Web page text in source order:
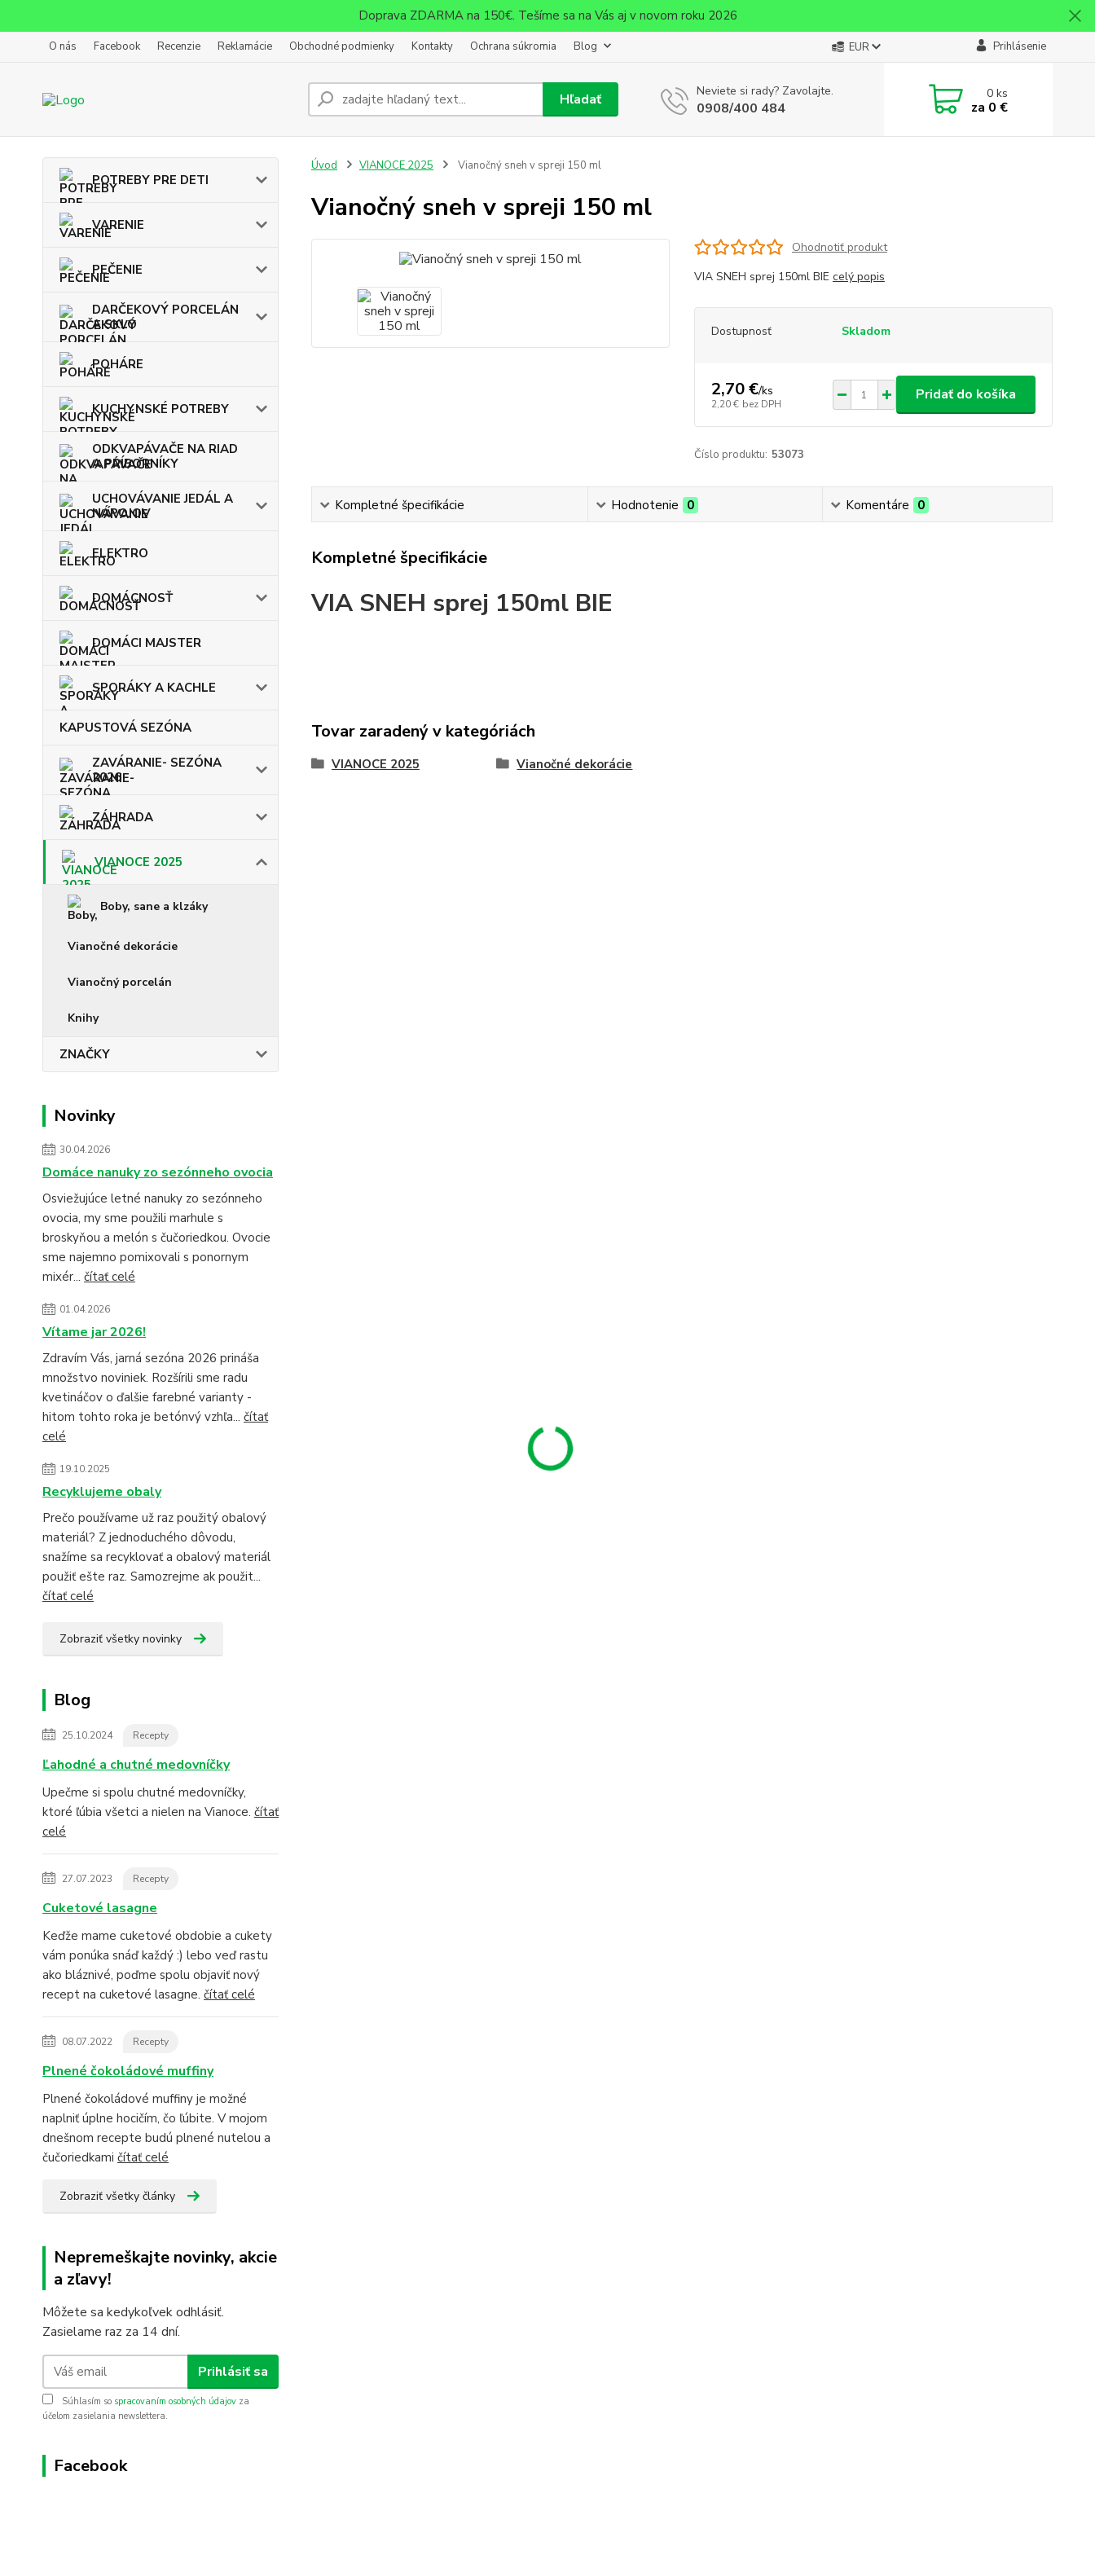
Doprava ZDARMA na 150€. Tešíme sa na Vás aj v novom roku 2026
O nás Facebook Recenzie Reklamácie Obchodné podmienky Kontakty Ochrana súkromia Blog EUR Prihlásenie
Hľadať Neviete si rady? Zavolajte.
0908/400 484
0ks
za 0 €
POTREBY PRE DETI
VARENIE
PEČENIE
DARČEKOVÝ PORCELÁN
A SKLO
POHÁRE
KUCHYNSKÉ POTREBY
ODKVAPÁVAČE NA RIAD
A PRÍBORNÍKY
UCHOVÁVANIE JEDÁL A
NÁPOJOV
ELEKTRO
DOMÁCNOSŤ
DOMÁCI MAJSTER
SPORÁKY A KACHLE
KAPUSTOVÁ SEZÓNA
ZAVÁRANIE- SEZÓNA
2026
ZÁHRADA
VIANOCE 2025
Boby, sane a klzáky
Vianočné dekorácie
Vianočný porcelán
Knihy
ZNAČKY
Novinky
30.04.2026
Domáce nanuky zo sezónneho ovocia
Osviežujúce letné nanuky zo sezónneho
ovocia, my sme použili marhule s
broskyňou a melón s čučoriedkou. Ovocie
sme najemno pomixovali s ponornym
mixér... čítať celé
01.04.2026
Vítame jar 2026!
Zdravím Vás, jarná sezóna 2026 prináša
množstvo noviniek. Rozšírili sme radu
kvetináčov o ďalšie farebné varianty -
hitom tohto roka je betónvý vzhľa... čítať
celé
19.10.2025
Recyklujeme obaly
Prečo používame už raz použitý obalový
materiál? Z jednoduchého dôvodu,
snažíme sa recyklovať a obalový materiál
použiť ešte raz. Samozrejme ak použit...
čítať celé
Zobraziť všetky novinky
Blog
25.10.2024 Recepty
Ľahodné a chutné medovníčky
Upečme si spolu chutné medovníčky,
ktoré ľúbia všetci a nielen na Vianoce. čítať
celé
27.07.2023 Recepty
Cuketové lasagne
Keďže mame cuketové obdobie a cukety
vám ponúka snáď každý :) lebo veď rastu
ako bláznivé, poďme spolu objaviť nový
recept na cuketové lasagne. čítať celé
08.07.2022 Recepty
Plnené čokoládové muffiny
Plnené čokoládové muffiny je možné
naplniť úplne hocičím, čo ľúbite. V mojom
dnešnom recepte budú plnené nutelou a
čučoriedkami čítať celé
Zobraziť všetky články
Nepremeškajte novinky, akcie
a zľavy!
Môžete sa kedykoľvek odhlásiť.
Zasielame raz za 14 dní.
Prihlásiť sa
Súhlasím so spracovaním osobných údajov za
účelom zasielania newslettera.
Facebook
Úvod VIANOCE 2025 Vianočný sneh v spreji 150 ml
Vianočný sneh v spreji 150 ml
Ohodnotiť produkt
VIA SNEH sprej 150ml BIE celý popis
Dostupnosť Skladom
2,70 €/ks
2,20 € bez DPH
Pridať do košíka
Číslo produktu: 53073
Kompletné špecifikácie Hodnotenie 0 Komentáre 0
Kompletné špecifikácie
VIA SNEH sprej 150ml BIE
Tovar zaradený v kategóriách
VIANOCE 2025 Vianočné dekorácie